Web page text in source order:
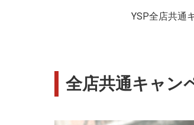
YSP全店共通
全店共通キャン